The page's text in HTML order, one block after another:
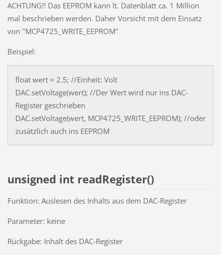
ACHTUNG!! Das EEPROM kann lt. Datenblatt ca. 1 Million
mal beschrieben werden. Daher Vorsicht mit dem Einsatz
von "MCP4725_WRITE_EEPROM"
Beispiel:
float wert = 2.5; //Einheit: Volt
DAC.setVoltage(wert); //Der Wert wird nur ins DAC-
Register geschrieben
DAC.setVoltage(wert, MCP4725_WRITE_EEPROM); //oder
zusätzlich auch ins EEPROM
unsigned int readRegister()
Funktion: Auslesen des Inhalts aus dem DAC-Register
Parameter: keine
Rückgabe: Inhalt des DAC-Register